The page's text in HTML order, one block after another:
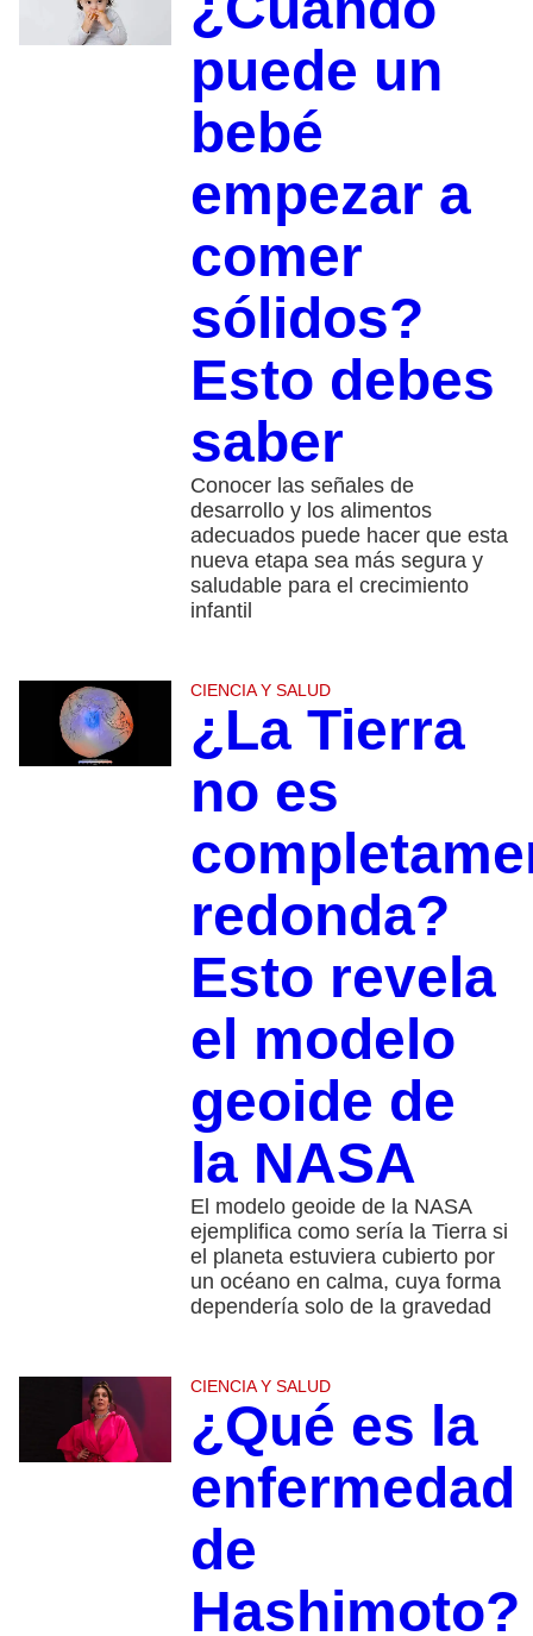
puede un
bebé
empezar a
comer
sólidos?
Esto debes
saber
Conocer las señales de
desarrollo y los alimentos
adecuados puede hacer que esta
nueva etapa sea más segura y
saludable para el crecimiento
infantil
CIENCIA Y SALUD
¿La Tierra
no es
redonda?
Esto revela
el modelo
geoide de
la NASA
El modelo geoide de la NASA
ejemplifica como sería la Tierra si
el planeta estuviera cubierto por
un océano en calma, cuya forma
dependería solo de la gravedad
CIENCIA Y SALUD
¿Qué es la
enfermedad
de
Hashimoto?